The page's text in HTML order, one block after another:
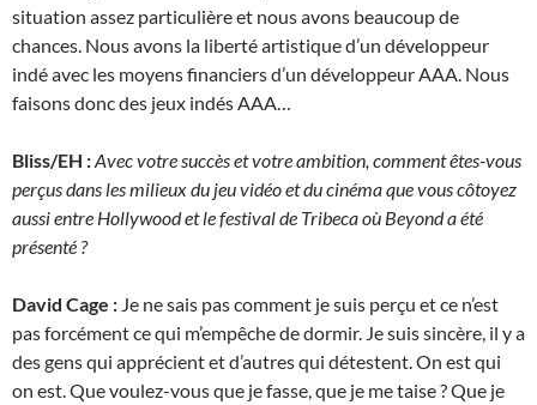
situation assez particulière et nous avons beaucoup de
chances. Nous avons la liberté artistique d’un développeur
indé avec les moyens financiers d’un développeur AAA. Nous
faisons donc des jeux indés AAA…
Bliss/EH :Avec votre succès et votre ambition, comment êtes-vous
perçus dans les milieux du jeu vidéo et du cinéma que vous côtoyez
aussi entre Hollywood et le festival de Tribeca où Beyond a été
présenté ?
David Cage : Je ne sais pas comment je suis perçu et ce n’est
pas forcément ce qui m’empêche de dormir. Je suis sincère, il y a
des gens qui apprécient et d’autres qui détestent. On est qui
on est. Que voulez-vous que je fasse, que je me taise ? Que je